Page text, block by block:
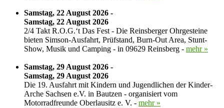
Samstag, 22 August 2026 -
Samstag, 22 August 2026
2/4 Takt R.O.G.‘t Das Fest - Die Reinsberger Ohrgesteine
bieten Simson-Ausfahrt, Prüfstand, Burn-Out Area, Stunt-
Show, Musik und Camping - in 09629 Reinsberg - mehr »
Samstag, 29 August 2026 -
Samstag, 29 August 2026
Die 19. Ausfahrt mit Kindern und Jugendlichen der Kinder-
Arche Sachsen e.V. in Bautzen - organisiert vom
Motorradfreunde Oberlausitz e. V. - mehr »